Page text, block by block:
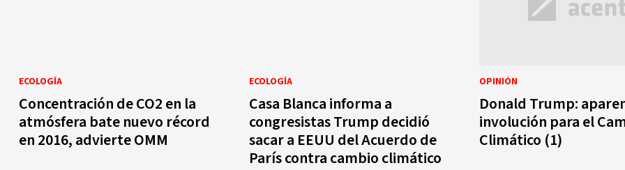
ECOLOGÍA
Concentración de CO2 en la
atmósfera bate nuevo récord
en 2016, advierte OMM
ECOLOGÍA
Casa Blanca informa a
congresistas Trump decidió
sacar a EEUU del Acuerdo de
París contra cambio climático
OPINIÓN
Donald Trump:
involución para el
Climático (1)